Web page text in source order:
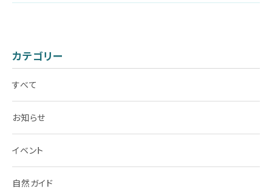
カテゴリー
すべて
お知らせ
イベント
自然ガイド